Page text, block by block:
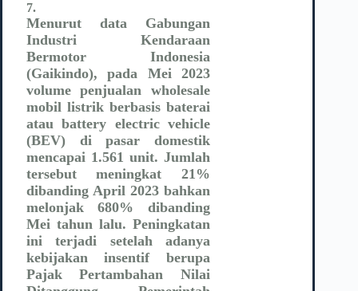
7.
Menurut data Gabungan
Industri Kendaraan
Bermotor Indonesia
(Gaikindo), pada Mei 2023
volume penjualan wholesale
mobil listrik berbasis baterai
atau battery electric vehicle
(BEV) di pasar domestik
mencapai 1.561 unit. Jumlah
tersebut meningkat 21%
dibanding April 2023 bahkan
melonjak 680% dibanding
Mei tahun lalu. Peningkatan
ini terjadi setelah adanya
kebijakan insentif berupa
Pajak Pertambahan Nilai